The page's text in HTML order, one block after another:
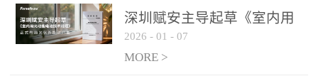
传统的火灾关测器无法被
及时缺发，不能及早发现
和有效扑救火火，这不仅
深圳赋安主导起草《室内用
光动能电池技术规程》 正式
布局光伏新能源产业
2026 - 01 - 07
MORE >